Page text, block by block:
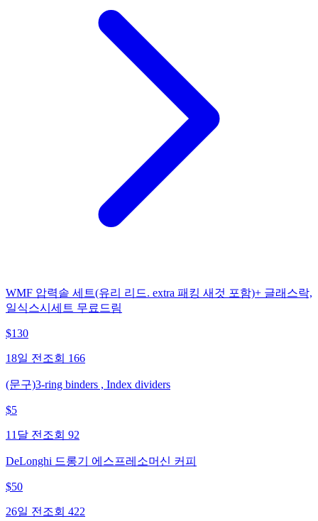
WMF 압력솥 세트(유리 리드. extra 패킹 새것 포함)+ 글래스락,
일식스시세트 무료드림
$130
18일 전 조회 166
(문구)3-ring binders , Index dividers
$5
11달 전 조회 92
DeLonghi 드롱기 에스프레소머신 커피
$50
26일 전 조회 422